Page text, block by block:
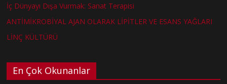
İç Dünyayı Dışa Vurmak: Sanat Terapisi
ANTİMİKROBİYAL AJAN OLARAK LİPİTLER VE ESANS YAĞLARI
LİNÇ KÜLTÜRÜ
En Çok Okunanlar